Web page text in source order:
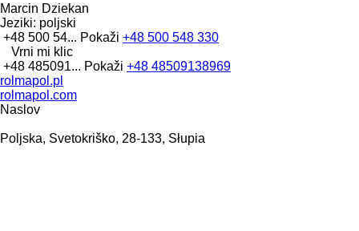
Marcin Dziekan
Jeziki: poljski
+48 500 54... Pokaži +48 500 548 330
Vrni mi klic
+48 485091... Pokaži +48 48509138969
rolmapol.pl
rolmapol.com
Naslov
Poljska, Svetokriško, 28-133, Słupia